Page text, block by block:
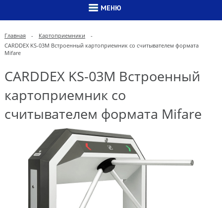
МЕНЮ
Главная - Картоприемники
-
CARDDEX KS-03M Встроенный картоприемник со считывателем формата
Mifare
CARDDEX KS-03M Встроенный
картоприемник со
считывателем формата Mifare